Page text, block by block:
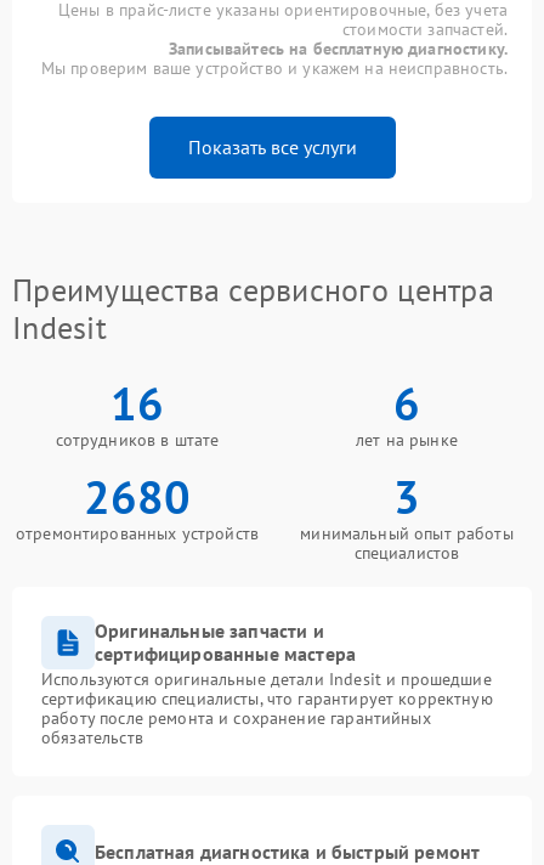
Цены в прайс-листе указаны ориентировочные, без учета
стоимости запчастей.
Записывайтесь на бесплатную диагностику.
Мы проверим ваше устройство и укажем на неисправность.
Показать все услуги
Преимущества сервисного центра
Indesit
16
сотрудников в штате
6
лет на рынке
2680
отремонтированных устройств
3
минимальный опыт работы
специалистов
Оригинальные запчасти и
сертифицированные мастера
Используются оригинальные детали Indesit и прошедшие
сертификацию специалисты, что гарантирует корректную
работу после ремонта и сохранение гарантийных
обязательств
Бесплатная диагностика и быстрый ремонт